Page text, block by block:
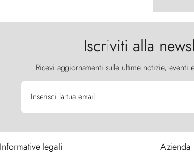
Iscriviti alla
Ricevi aggiornamenti sulle ultime notizie, eventi
Inserisci la tua email
Informative legali Azienda